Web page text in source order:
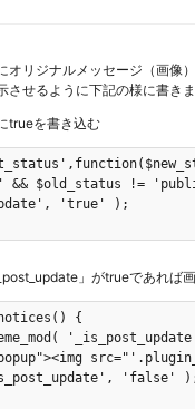
リジナルメッセージ（画像
せるように下記の様に書きま
trueを書き込む
&& $old_status !=
'true' );
」がtrueであれば
{
'false'